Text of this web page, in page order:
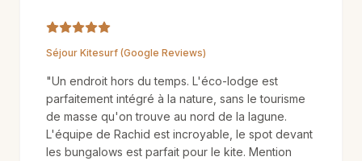
Séjour Kitesurf (Google Reviews)
"Un endroit hors du temps. L'éco-lodge est
parfaitement intégré à la nature, sans le tourisme
de masse qu'on trouve au nord de la lagune.
L'équipe de Rachid est incroyable, le spot devant
les bungalows est parfait pour le kite. Mention